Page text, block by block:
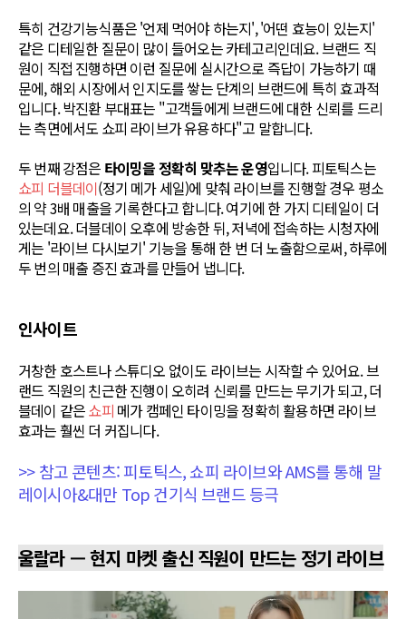
특히 건강기능식품은 '언제 먹어야 하는지', '어떤 효능이 있는지'
같은 디테일한 질문이 많이 들어오는 카테고리인데요. 브랜드 직
원이 직접 진행하면 이런 질문에 실시간으로 즉답이 가능하기 때
문에, 해외 시장에서 인지도를 쌓는 단계의 브랜드에 특히 효과적
입니다. 박진환 부대표는 "고객들에게 브랜드에 대한 신뢰를 드리
는 측면에서도 쇼피 라이브가 유용하다"고 말합니다.
두 번째 강점은 타이밍을 정확히 맞추는 운영입니다. 피토틱스는
쇼피 더블데이(정기 메가 세일)에 맞춰 라이브를 진행할 경우 평소
의 약 3배 매출을 기록한다고 합니다. 여기에 한 가지 디테일이 더
있는데요. 더블데이 오후에 방송한 뒤, 저녁에 접속하는 시청자에
게는 '라이브 다시보기' 기능을 통해 한 번 더 노출함으로써, 하루에
두 번의 매출 증진 효과를 만들어 냅니다.
인사이트
거창한 호스트나 스튜디오 없이도 라이브는 시작할 수 있어요. 브
랜드 직원의 친근한 진행이 오히려 신뢰를 만드는 무기가 되고, 더
블데이 같은쇼피 메가 캠페인 타이밍을 정확히 활용하면 라이브
효과는 훨씬 더 커집니다.
>> 참고 콘텐츠: 피토틱스, 쇼피 라이브와 AMS를 통해 말
레이시아&대만 Top 건기식 브랜드 등극
울랄라 — 현지 마켓 출신 직원이 만드는 정기 라이브